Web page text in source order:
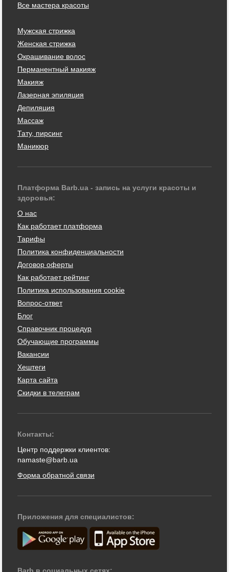
Все мастера красоты
Мужская стрижка
Женская стрижка
Окрашивание волос
Перманентный макияж
Макияж
Лазерная эпиляция
Депиляция
Массаж
Тату, пирсинг
Маникюр
Платформа Barb.ua - запись на услуги красоты и
здоровья:
О нас
Как работает платформа
Тарифы
Политика конфиденциальности
Договор оферты
Как работает рейтинг
Политика использования cookie
Вопрос-ответ
Блог
Справочник процедур
Обучающие программы
Вакансии
Хештеги
Карта сайта
Скидки в телеграм
Контакты:
Центр поддержки клиентов:
namaste@barb.ua
Форма обратной связи
Приложения для специалистов:
Barb в социальных сетях: